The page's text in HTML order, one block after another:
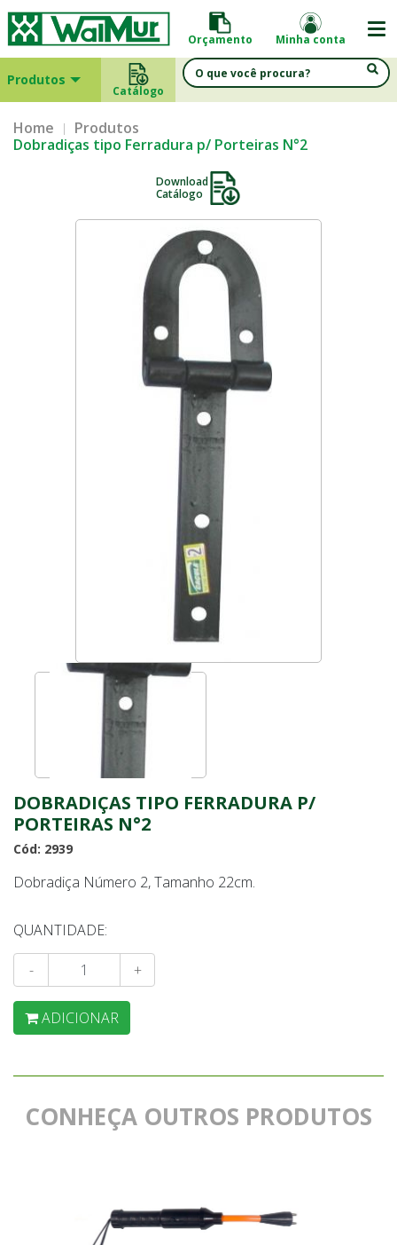
Orçamento Minha conta
Produtos
Catálogo
Home
Produtos
Dobradiças tipo Ferradura p/ Porteiras N°2
Download
Catálogo
DOBRADIÇAS TIPO FERRADURA P/
PORTEIRAS N°2
Cód: 2939
Dobradiça Número 2, Tamanho 22cm.
QUANTIDADE:
- +
ADICIONAR
CONHEÇA OUTROS PRODUTOS